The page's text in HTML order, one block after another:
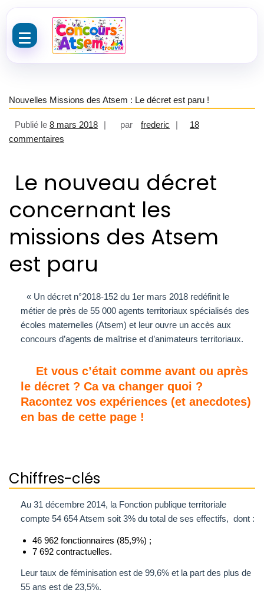
Nouvelles Missions des Atsem : Le décret est paru !
Publié le 8 mars 2018 par frederic
18
commentaires
Le nouveau décret
concernant les
missions des Atsem
est paru
« Un décret n°2018-152 du 1er mars 2018 redéfinit le
métier de près de 55 000 agents territoriaux spécialisés des
écoles maternelles (Atsem) et leur ouvre un accès aux
concours d’agents de maîtrise et d’animateurs territoriaux.
Et vous c’était comme avant ou après
le décret ? Ca va changer quoi ?
Racontez vos expériences (et anecdotes)
en bas de cette page !
Chiffres-clés
Au 31 décembre 2014, la Fonction publique territoriale
compte 54 654 Atsem soit 3% du total de ses effectifs, dont :
46 962 fonctionnaires (85,9%) ;
7 692 contractuelles.
Leur taux de féminisation est de 99,6% et la part des plus de
55 ans est de 23,5%.